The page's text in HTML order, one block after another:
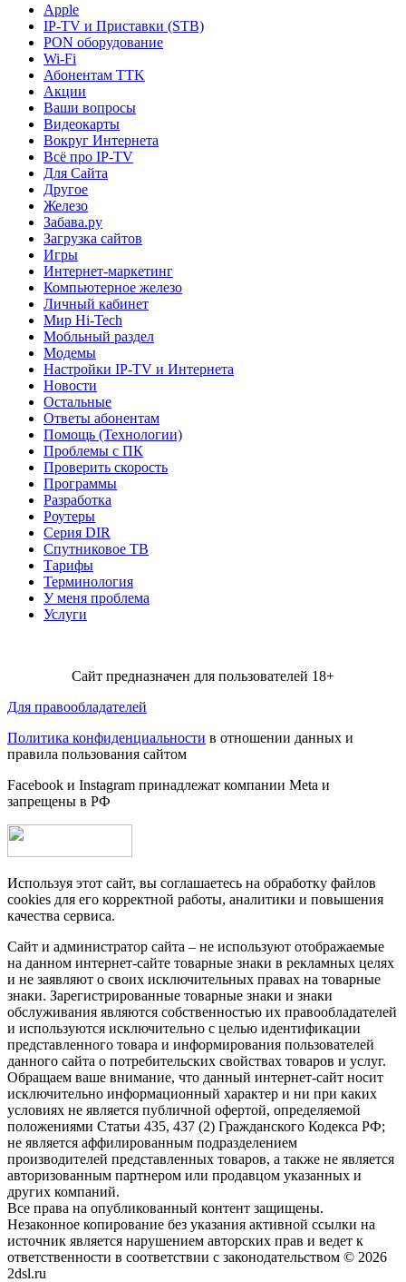
Apple
IP-TV и Приставки (STB)
PON оборудование
Wi-Fi
Абонентам TTK
Акции
Ваши вопросы
Видеокарты
Вокруг Интернета
Всё про IP-TV
Для Сайта
Другое
Железо
Забава.ру
Загрузка сайтов
Игры
Интернет-маркетинг
Компьютерное железо
Личный кабинет
Мир Hi-Tech
Мобльный раздел
Модемы
Настройки IP-TV и Интернета
Новости
Остальные
Ответы абонентам
Помощь (Технологии)
Проблемы с ПК
Проверить скорость
Программы
Разработка
Роутеры
Серия DIR
Спутниковое ТВ
Тарифы
Терминология
У меня проблема
Услуги
Сайт предназначен для пользователей 18+
Для правообладателей
Политика конфиденциальности в отношении данных и
правила пользования сайтом
Facebook и Instagram принадлежат компании Metа и
запрещены в РФ
Используя этот сайт, вы соглашаетесь на обработку файлов
cookies для его корректной работы, аналитики и повышения
качества сервиса.
Сайт и администратор сайта – не используют отображаемые
на данном интернет-сайте товарные знаки в рекламных целях
и не заявляют о своих исключительных правах на товарные
знаки. Зарегистрированные товарные знаки и знаки
обслуживания являются собственностью их правообладателей
и используются исключительно с целью идентификации
представленного товара и информирования пользователей
данного сайта о потребительских свойствах товаров и услуг.
Обращаем ваше внимание, что данный интернет-сайт носит
исключительно информационный характер и ни при каких
условиях не является публичной офертой, определяемой
положениями Статьи 435, 437 (2) Гражданского Кодекса РФ;
не является аффилированным подразделением
производителей представленных товаров, а также не является
авторизованным партнером или продавцом указанных и
других компаний.
Все права на опубликованный контент защищены.
Незаконное копирование без указания активной ссылки на
источник является нарушением авторских прав и ведет к
ответственности в соответствии с законодательством © 2026
2dsl.ru